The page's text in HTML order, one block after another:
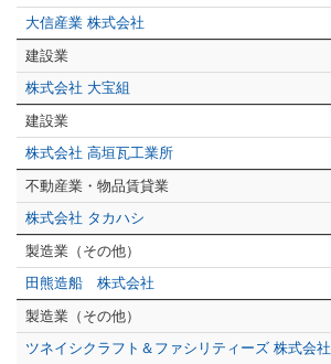
大信産業 株式会社
建設業
株式会社 大宝組
建設業
株式会社 高垣瓦工業所
不動産業・物品賃貸業
株式会社 タカハシ
製造業（その他）
田熊造船 株式会社
製造業（その他）
ツネイシクラフト＆ファシリティーズ 株式会社